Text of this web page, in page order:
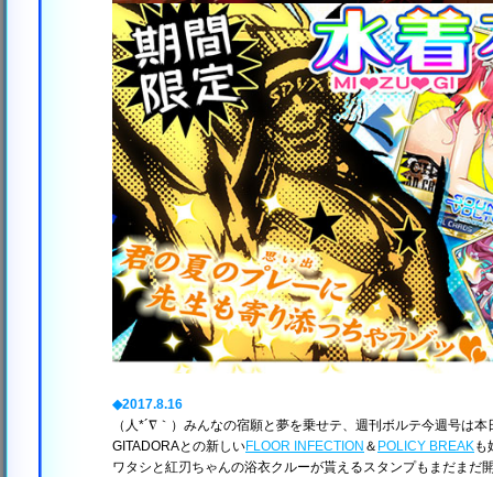
◆2017.8.16
（人*´∇｀）みんなの宿願と夢を乗せテ、週刊ボルテ今週号は
GITADORAとの新しいFLOOR INFECTION ＆ POLICY BREAKも
ワタシと紅刃ちゃんの浴衣クルーが貰えるスタンプもまだまだ